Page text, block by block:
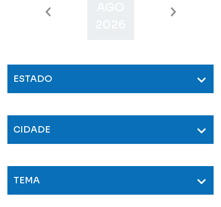
SET
ESTADO
CIDADE
TEMA